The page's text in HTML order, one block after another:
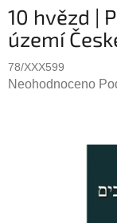
10 hvězd |
území
78/XXX599
Průměrné
Neohodnoceno